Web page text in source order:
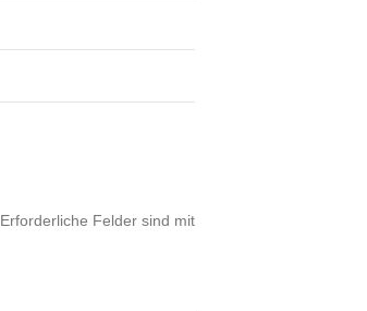
Erforderliche Felder sind mit